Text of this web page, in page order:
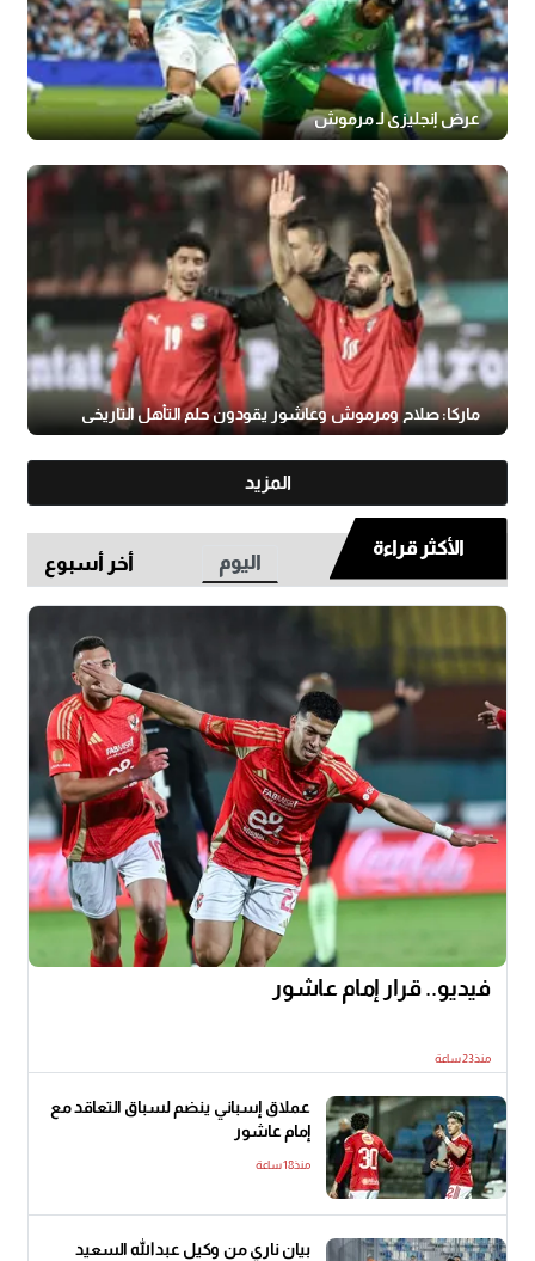
عرض إنجليزي لـ مرموش
ماركا: صلاح ومرموش وعاشور يقودون حلم التأهل التاريخي
المزيد
الأكثر قراءة
اليوم أخر أسبوع
فيديو.. قرار إمام عاشور
منذ23 ساعة
عملاق إسباني ينضم لسباق التعاقد مع
إمام عاشور
منذ18 ساعة
بيان ناري من وكيل عبدالله السعيد